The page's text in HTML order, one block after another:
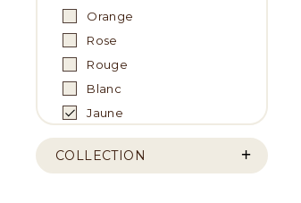
Orange
Rose
Rouge
Blanc
Jaune
COLLECTION